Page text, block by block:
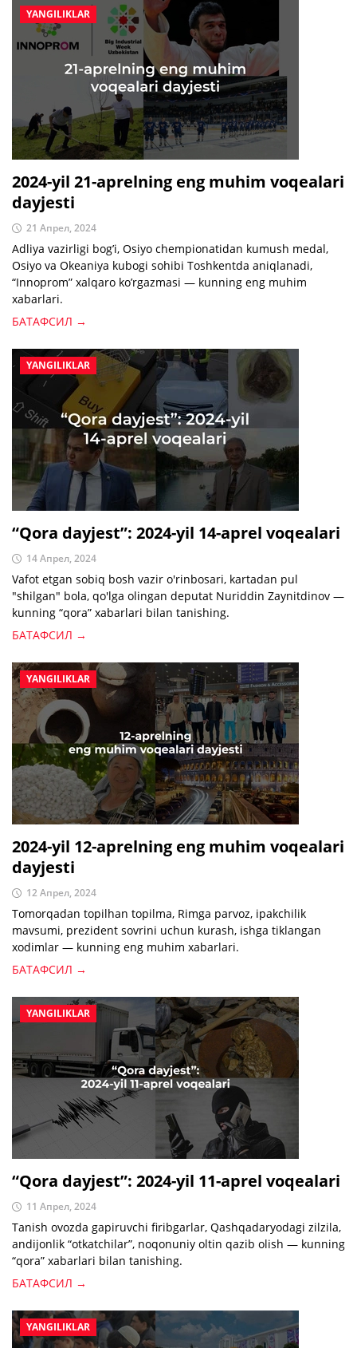
YANGILIKLAR
2024-yil 21-aprelning eng muhim voqealari
dayjesti
21 Апрел, 2024
Adliya vazirligi bog’i, Osiyo chempionatidan kumush medal,
Osiyo va Okeaniya kubogi sohibi Toshkentda aniqlanadi,
“Innoprom” xalqaro ko’rgazmasi — kunning eng muhim
xabarlari.
БАТАФСИЛ →
YANGILIKLAR
“Qora dayjest”: 2024-yil 14-aprel voqealari
14 Апрел, 2024
Vafot etgan sobiq bosh vazir o'rinbosari, kartadan pul
"shilgan" bola, qo'lga olingan deputat Nuriddin Zaynitdinov —
kunning “qora” xabarlari bilan tanishing.
БАТАФСИЛ →
YANGILIKLAR
2024-yil 12-aprelning eng muhim voqealari
dayjesti
12 Апрел, 2024
Tomorqadan topilhan topilma, Rimga parvoz, ipakchilik
mavsumi, prezident sovrini uchun kurash, ishga tiklangan
xodimlar — kunning eng muhim xabarlari.
БАТАФСИЛ →
YANGILIKLAR
“Qora dayjest”: 2024-yil 11-aprel voqealari
11 Апрел, 2024
Tanish ovozda gapiruvchi firibgarlar, Qashqadaryodagi zilzila,
andijonlik “otkatchilar”, noqonuniy oltin qazib olish — kunning
“qora” xabarlari bilan tanishing.
БАТАФСИЛ →
YANGILIKLAR